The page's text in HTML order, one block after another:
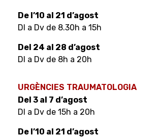
Se aprecia edema en región dorsal
derecha asociado a leve eritema en
nivel de la región dorsal de la
De l’10 al 21 d’agost
Dl a Dv de 8.30h a 15h
Del 24 al 28 d’agost
Dl a Dv de 8h a 20h
URGÈNCIES TRAUMATOLOGIA
Del 3 al 7 d’agost
Dl a Dv de 15h a 20h
De l’10 al 21 d’agost